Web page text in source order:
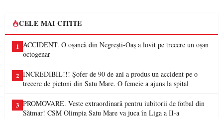
CELE MAI CITITE
1 ACCIDENT. O oșancă din Negrești-Oaș a lovit pe trecere un oșan
octogenar
2 INCREDIBIL!!! Șofer de 90 de ani a produs un accident pe o
trecere de pietoni din Satu Mare. O femeie a ajuns la spital
3 PROMOVARE. Veste extraordinară pentru iubitorii de fotbal din
Sătmar! CSM Olimpia Satu Mare va juca în Liga a II-a